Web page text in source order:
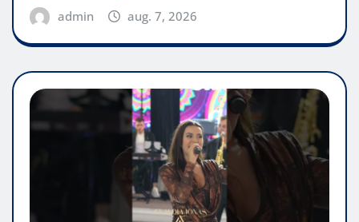
admin aug. 7, 2026